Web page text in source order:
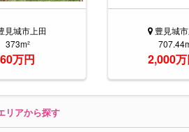
見城市上田
373m²
万円
豊見城
2,000
リアから探す